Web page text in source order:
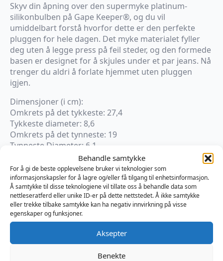
Behandle samtykke
For å gi de beste opplevelsene bruker vi teknologier som
informasjonskapsler for å lagre og/eller få tilgang til enhetsinformasjon.
Å samtykke til disse teknologiene vil tillate oss å behandle data som
nettleseratferd eller unike ID-er på dette nettstedet. Å ikke samtykke
eller trekke tilbake samtykke kan ha negativ innvirkning på visse
egenskaper og funksjoner.
Aksepter
Benekte
Skyv din åpning over den supermyke platinum-
silikonbulben på Gape Keeper®, og du vil
umiddelbart forstå hvorfor dette er den perfekte
pluggen for hele dagen. Det myke materialet fyller
deg uten å legge press på feil steder, og den formede
basen er designet for å skjules under et par jeans. Nå
trenger du aldri å forlate hjemmet uten pluggen
igjen.
Dimensjoner (i cm):
Omkrets på det tykkeste: 27,4
Tykkeste diameter: 8,6
Omkrets på det tynneste: 19
Tynneste Diameter: 6,1
Innførbar lengde: 17,1
Kun 1 på lager
Legg I Handlekurv
Kategorier:
Sexleketøy